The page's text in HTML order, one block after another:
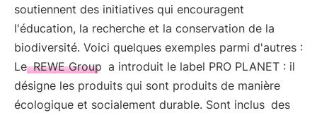
soutiennent des initiatives qui encouragent
l'éducation, la recherche et la conservation de la
biodiversité. Voici quelques exemples parmi d'autres :
Le REWE Group a introduit le label PRO PLANET : il
désigne les produits qui sont produits de manière
écologique et socialement durable. Sont inclus des